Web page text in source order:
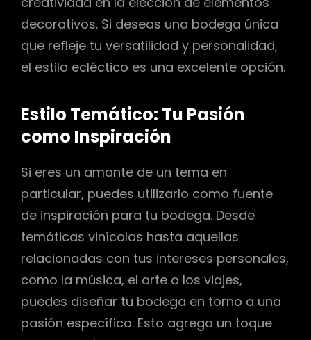
decorativos. Si deseas una bodega única
que refleje tu versatilidad y personalidad,
el estilo ecléctico es una excelente opción.
Estilo Temático: Tu Pasión
como Inspiración
Si eres un amante de un tema en
particular, puedes utilizarlo como fuente
de inspiración para tu bodega. Desde
temáticas vinícolas hasta aquellas
relacionadas con tus intereses personales,
como la música, el arte o los viajes,
puedes diseñar tu bodega en torno a una
pasión específica. Esto agrega un toque